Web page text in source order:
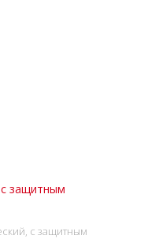
защитным
с защитным